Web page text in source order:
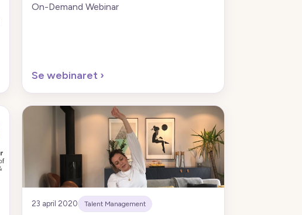
On-Demand Webinar
Se webinaret ›
23 april 2020 Talent Management